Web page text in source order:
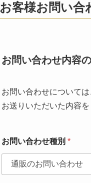
お客様お問い合
お問い合わせ内容
お問い合わせについて
お送りいただいた内容
お問い合わせ種別 *